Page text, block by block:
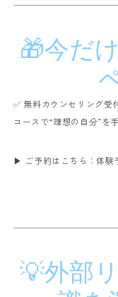
🎁今だ
✅ 無料カウンセリング受
コースで“理想の自分”を
▶ ご予約はこちら：体験
💡外部